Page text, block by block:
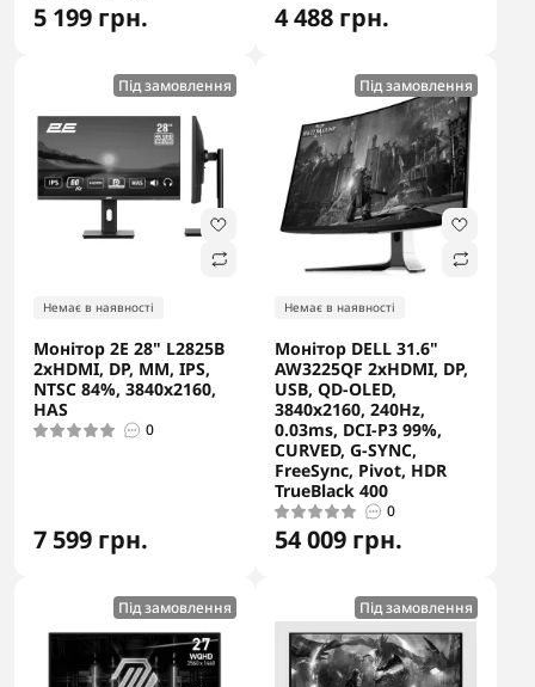
5 199 грн. 4 488 грн.
Під замовлення
Немає в наявності
Монітор 2E 28" L2825B
2xHDMI, DP, MM, IPS,
NTSC 84%, 3840x2160,
HAS
0
7 599 грн.
Під замовлення
Немає в наявності
Монітор DELL 31.6"
AW3225QF 2xHDMI, DP,
USB, QD-OLED,
3840x2160, 240Hz,
0.03ms, DCI-P3 99%,
CURVED, G-SYNC,
FreeSync, Pivot, HDR
TrueBlack 400
0
54 009 грн.
Під замовлення Під замовлення